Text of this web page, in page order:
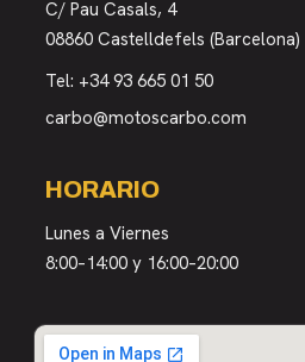
C/ Pau Casals, 4
08860 Castelldefels (Barcelona)
Tel: +34 93 665 01 50
carbo@motoscarbo.com
HORARIO
Lunes a Viernes
8:00–14:00 y 16:00–20:00